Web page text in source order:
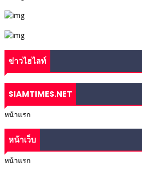
ข่าวไฮไลท์
SIAMTIMES.NET
หน้าแรก
หน้าเว็บ
หน้าแรก